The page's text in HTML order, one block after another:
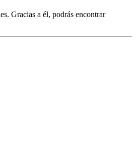
Gracias a él, podrás encontrar